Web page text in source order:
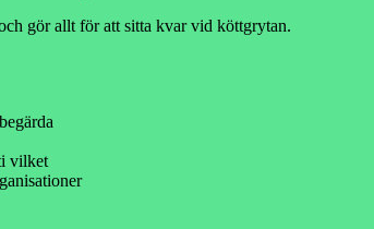
gör allt för att sitta kvar vid köttgrytan.
vilket